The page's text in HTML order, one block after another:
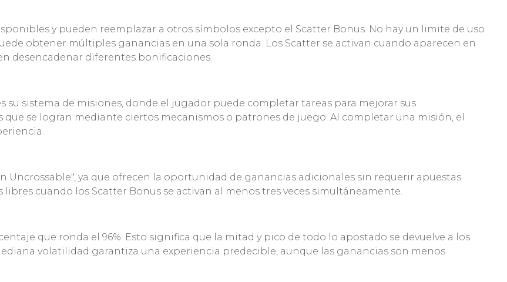
y pueden reemplazar a otros símbolos excepto el Scatter Bonus. No hay un limite de uso
obtener múltiples ganancias en una sola ronda. Los Scatter se activan cuando aparecen en
desencadenar diferentes bonificaciones.
su sistema de misiones, donde el jugador puede completar tareas para mejorar sus
se logran mediante ciertos mecanismos o patrones de juego. Al completar una misión, el
Uncrossable", ya que ofrecen la oportunidad de ganancias adicionales sin requerir apuestas
cuando los Scatter Bonus se activan al menos tres veces simultáneamente.
que ronda el 96%. Esto significa que la mitad y pico de todo lo apostado se devuelve a los
volatilidad garantiza una experiencia predecible, aunque las ganancias son menos